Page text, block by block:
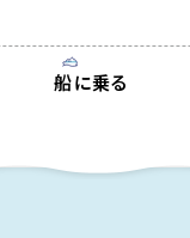
船に乗る